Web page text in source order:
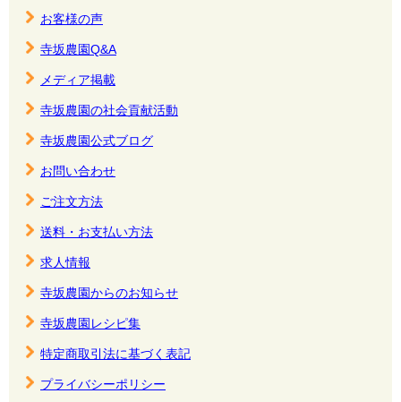
お客様の声
寺坂農園Q&A
メディア掲載
寺坂農園の社会貢献活動
寺坂農園公式ブログ
お問い合わせ
ご注文方法
送料・お支払い方法
求人情報
寺坂農園からのお知らせ
寺坂農園レシピ集
特定商取引法に基づく表記
プライバシーポリシー